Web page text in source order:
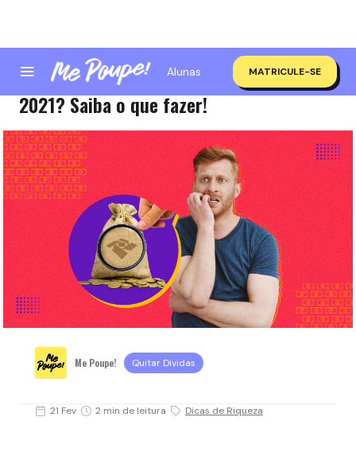
Alunas MATRICULE-SE
Imposto de Renda: caiu na malha fina em
2021? Saiba o que fazer!
Me Poupe! Quitar Dividas
21 Fev 2 min de leitura Dicas de Riqueza